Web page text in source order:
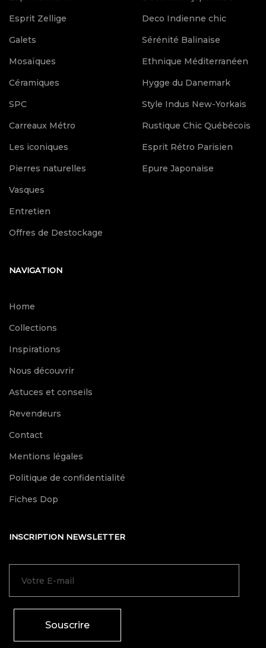
Esprit Zellige
Galets
Mosaïques
Céramiques
SPC
Carreaux Métro
Les iconiques
Pierres naturelles
Vasques
Entretien
Offres de Destockage
Deco Indienne chic
Sérénité Balinaise
Ethnique Méditerranéen
Hygge du Danemark
Style Indus New-Yorkais
Rustique Chic Québécois
Esprit Rétro Parisien
Epure Japonaise
NAVIGATION
Home
Collections
Inspirations
Nous découvrir
Astuces et conseils
Revendeurs
Contact
Mentions légales
Politique de confidentialité
Fiches Dop
INSCRIPTION NEWSLETTER
Souscrire